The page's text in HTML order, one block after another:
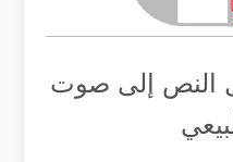
النص إلى صوت